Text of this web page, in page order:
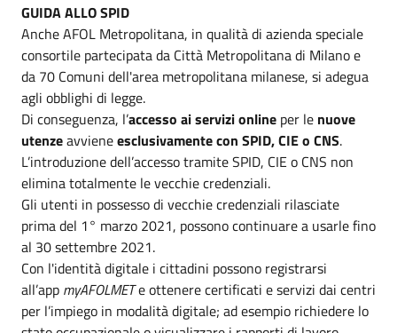
GUIDA ALLO SPID
Anche AFOL Metropolitana, in qualità di azienda speciale
consortile partecipata da Città Metropolitana di Milano e
da 70 Comuni dell'area metropolitana milanese, si adegua
agli obblighi di legge.
Di conseguenza, l’accesso ai servizi online per le nuove
utenzeavvieneesclusivamente con SPID, CIE o CNS.
L’introduzione dell’accesso tramite SPID, CIE o CNS non
elimina totalmente le vecchie credenziali.
Gli utenti in possesso di vecchie credenziali rilasciate
prima del 1° marzo 2021, possono continuare a usarle fino
al 30 settembre 2021.
Con l'identità digitale i cittadini possono registrarsi
all’app myAFOLMETe ottenere certificati e servizi dai centri
per l’impiego in modalità digitale; ad esempio richiedere lo